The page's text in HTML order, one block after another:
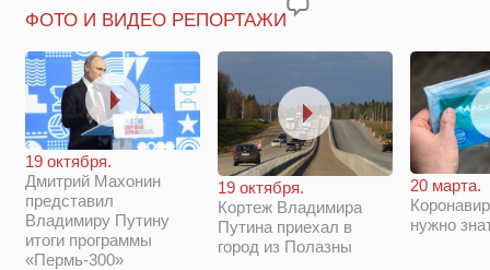
ФОТО И ВИДЕО РЕПОРТАЖИ
19 октября.
Дмитрий Махонин
представил
Владимиру Путину
итоги программы
«Пермь-300»
19 октября.
Кортеж Владимира
Путина приехал в
город из Полазны
20 марта.
нужно